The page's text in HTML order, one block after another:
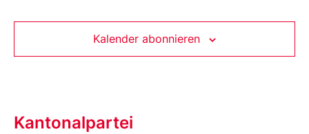
Kalender abonnieren
Kantonalpartei